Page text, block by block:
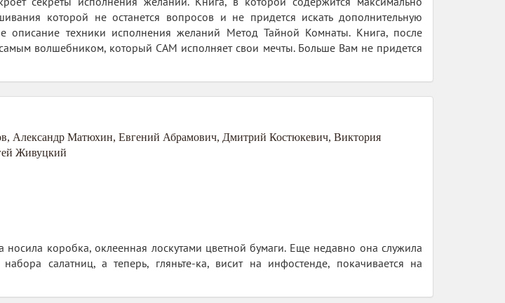
которой не останется вопросов и не придется искать дополнительную
техники исполнения желаний Метод Тайной Комнаты. Книга, после
волшебником, который САМ исполняет свои мечты. Больше Вам не придется
, Александр Матюхин, Евгений Абрамович, Дмитрий Костюкевич, Виктория
Живуцкий
коробка, оклеенная лоскутами цветной бумаги. Еще недавно она служила
салатниц, а теперь, гляньте-ка, висит на инфостенде, покачивается на